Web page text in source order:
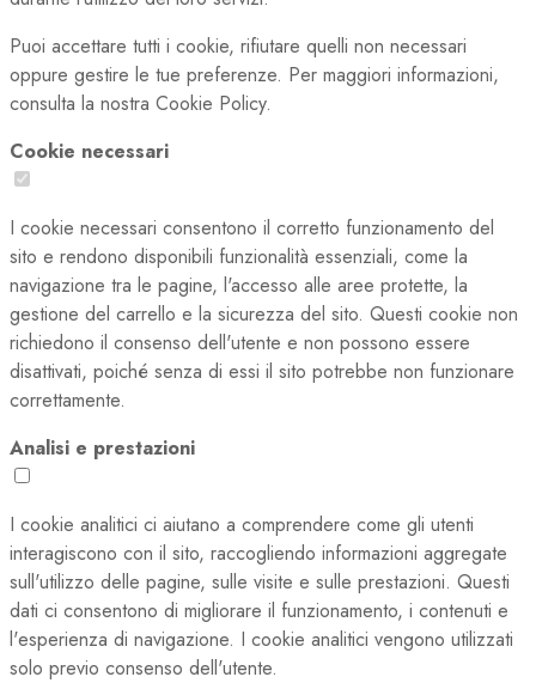
Puoi accettare tutti i cookie, rifiutare quelli non necessari
oppure gestire le tue preferenze. Per maggiori informazioni,
consulta la nostra Cookie Policy.
Cookie necessari
I cookie necessari consentono il corretto funzionamento del
sito e rendono disponibili funzionalità essenziali, come la
navigazione tra le pagine, l'accesso alle aree protette, la
gestione del carrello e la sicurezza del sito. Questi cookie non
richiedono il consenso dell'utente e non possono essere
disattivati, poiché senza di essi il sito potrebbe non funzionare
correttamente.
Analisi e prestazioni
I cookie analitici ci aiutano a comprendere come gli utenti
interagiscono con il sito, raccogliendo informazioni aggregate
sull'utilizzo delle pagine, sulle visite e sulle prestazioni. Questi
dati ci consentono di migliorare il funzionamento, i contenuti e
l'esperienza di navigazione. I cookie analitici vengono utilizzati
solo previo consenso dell'utente.